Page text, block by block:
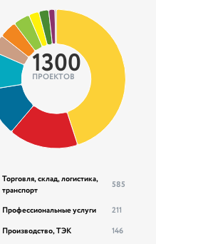
1300
ПРОЕКТОВ
Торговля, склад, логистика,
транспорт
585
Профессиональные услуги
211
Производство, ТЭК
146